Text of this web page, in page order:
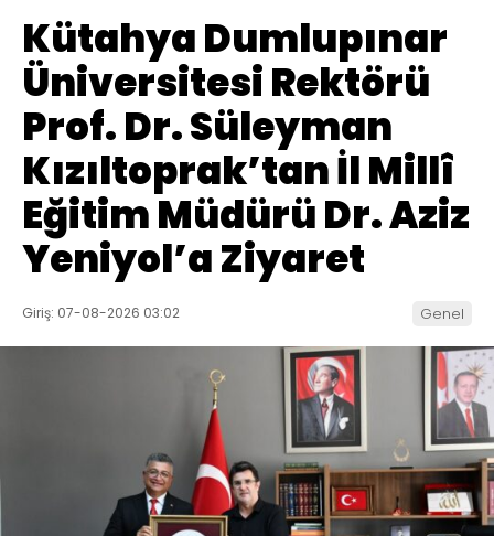
Kütahya Dumlupınar
Üniversitesi Rektörü
Prof. Dr. Süleyman
Kızıltoprak’tan İl Millî
Eğitim Müdürü Dr. Aziz
Yeniyol’a Ziyaret
Giriş: 07-08-2026 03:02 Genel